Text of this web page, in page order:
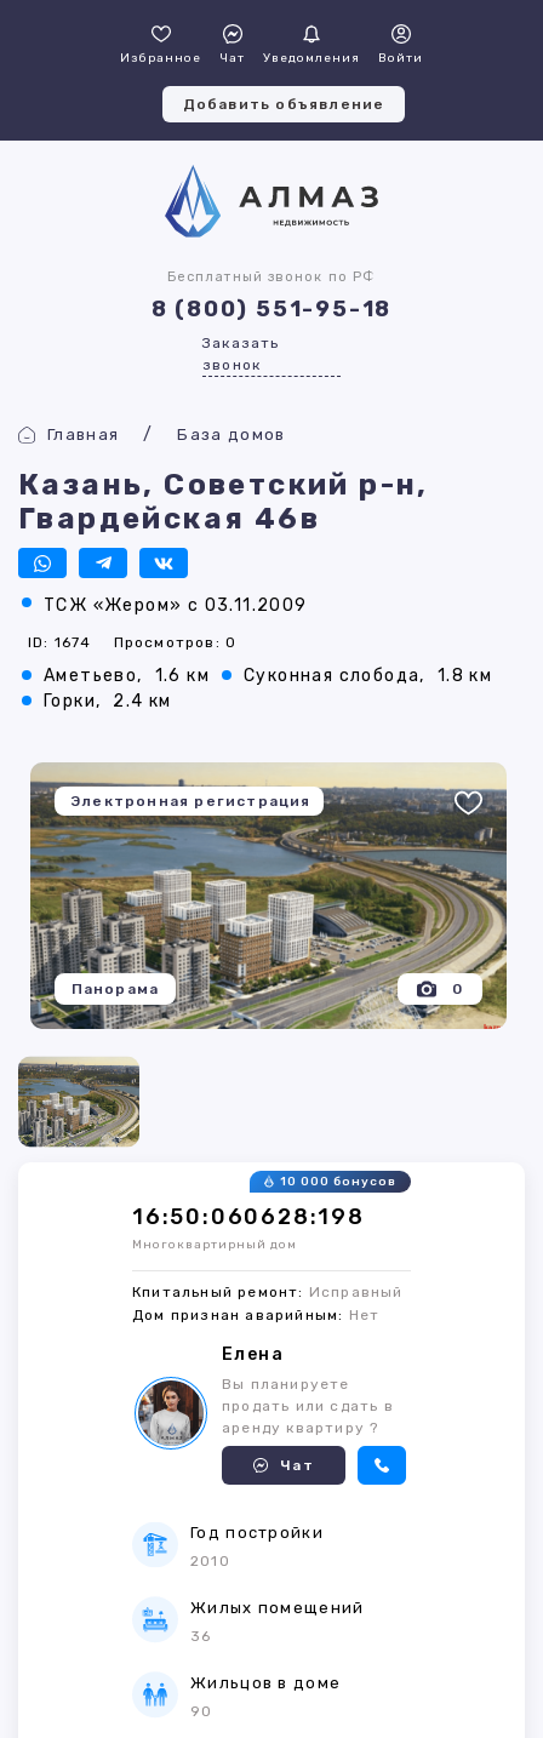
Избранное Чат Уведомления Войти
Добавить объявление
Бесплатный звонок по РФ
8 (800) 551-95-18
Заказать
звонок
Главная База домов
Казань, Советский р-н,
Гвардейская 46в
ТСЖ «Жером» с 03.11.2009
ID: 1674 Просмотров: 0
Аметьево, 1.6 км Суконная слобода,
1.8 км
Горки,
2.4 км
Электронная регистрация
0
Панорама
16:50:060628:198
10 000 бонусов
Многоквартирный дом
Кпитальный ремонт: Исправный
Дом признан аварийным: Нет
Елена
Вы планируете
продать или сдать в
аренду квартиру ?
Чат
Год постройки
2010
Жилых помещений
36
Жильцов в доме
90